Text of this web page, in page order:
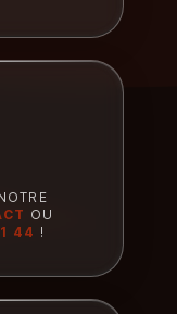
OU
44 !